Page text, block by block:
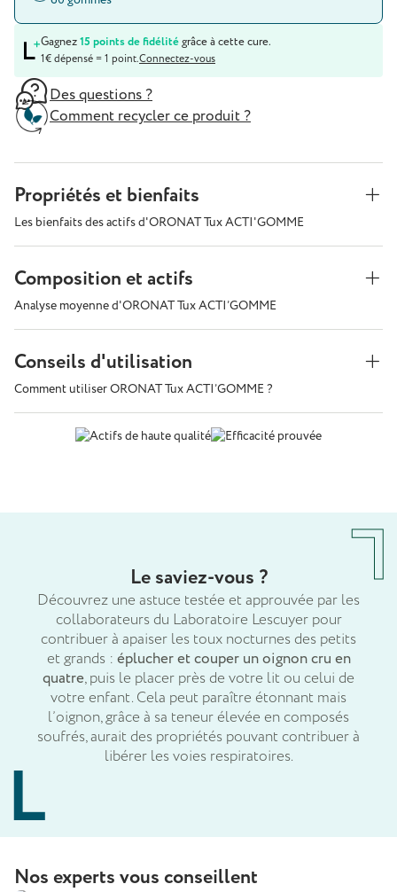
Gagnez15 points de fidélitégrâce à cette cure.
1€ dépensé = 1 point.Connectez-vous
Des questions ?
Comment recycler ce produit ?
Propriétés et bienfaits
Les bienfaits des actifs d'ORONAT Tux ACTI'GOMME
Composition et actifs
Analyse moyenne d'ORONAT Tux ACTI’GOMME
Conseils d'utilisation
Comment utiliser ORONAT Tux ACTI’GOMME ?
Le saviez-vous ?
Découvrez une astuce testée et approuvée par les
collaborateurs du Laboratoire Lescuyer pour
contribuer à apaiser les toux nocturnes des petits
et grands : éplucher et couper un oignon cru en
quatre, puis le placer près de votre lit ou celui de
votre enfant. Cela peut paraître étonnant mais
l’oignon, grâce à sa teneur élevée en composés
soufrés, aurait des propriétés pouvant contribuer à
libérer les voies respiratoires.
Nos experts vous conseillent